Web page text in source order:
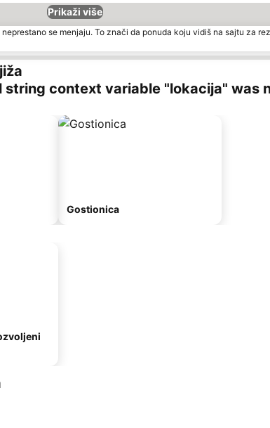
Prikaži više
se menjaju. To znači da ponuda koju vidiš na sajtu za
string context variable "lokacija" was
Gostionica